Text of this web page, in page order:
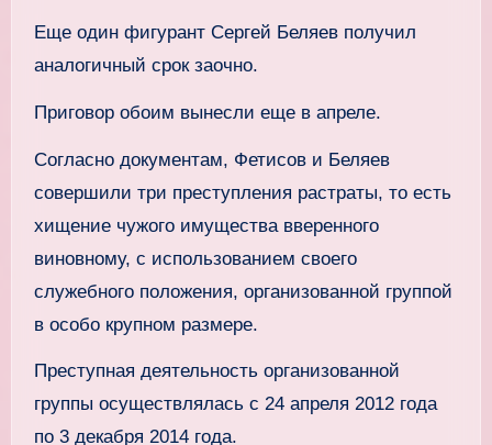
Еще один фигурант Сергей Беляев получил
аналогичный срок заочно.
Приговор обоим вынесли еще в апреле.
Согласно документам, Фетисов и Беляев
совершили три преступления растраты, то есть
хищение чужого имущества вверенного
виновному, с использованием своего
служебного положения, организованной группой
в особо крупном размере.
Преступная деятельность организованной
группы осуществлялась с 24 апреля 2012 года
по 3 декабря 2014 года.